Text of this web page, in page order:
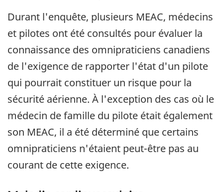
Durant l'enquête, plusieurs MEAC, médecins
et pilotes ont été consultés pour évaluer la
connaissance des omnipraticiens canadiens
de l'exigence de rapporter l'état d'un pilote
qui pourrait constituer un risque pour la
sécurité aérienne. À l'exception des cas où le
médecin de famille du pilote était également
son MEAC, il a été déterminé que certains
omnipraticiens n'étaient peut-être pas au
courant de cette exigence.